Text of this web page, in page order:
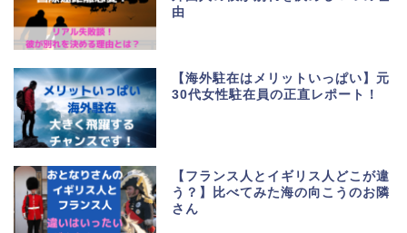
由
【海外駐在はメリットいっぱい】元
30代女性駐在員の正直レポート！
【フランス人とイギリス人どこが違
う？】比べてみた海の向こうのお隣
さん